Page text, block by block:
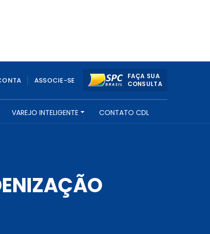
ASSOCIE-SE
FAÇA SUA
CONSULTA
VAREJO INTELIGENTE CONTATO CDL